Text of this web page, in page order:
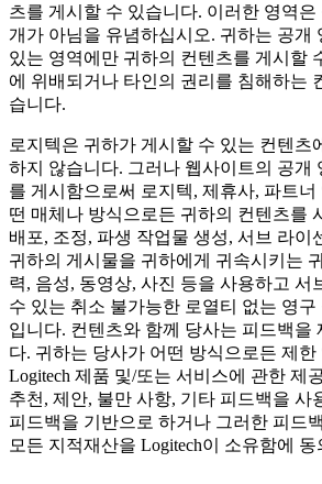
츠를 게시할 수 있습니다. 이러한 영역
개가 아님을 유념하십시오. 귀하는 공개
있는 영역에만 귀하의 컨텐츠를 게시할
에 위배되거나 타인의 권리를 침해하는
습니다.
로지텍은 귀하가 게시할 수 있는 컨텐츠
하지 않습니다. 그러나 웹사이트의 공개
를 게시함으로써 로지텍, 제휴사, 파트너
떤 매체나 방식으로든 귀하의 컨텐츠를
배포, 조정, 파생 작업물 생성, 서브 라이
귀하의 게시물을 귀하에게 귀속시키는
력, 음성, 동영상, 사진 등을 사용하고 서
수 있는 취소 불가능한 로열티 없는 영구
입니다. 컨텐츠와 함께 당사는 피드백을
다. 귀하는 당사가 어떤 방식으로든 제한
Logitech 제품 및/또는 서비스에 관한 제
추천, 제안, 불만 사항, 기타 피드백을 사
피드백을 기반으로 하거나 그러한 피드
모든 지적재산을 Logitech이 소유함에 동